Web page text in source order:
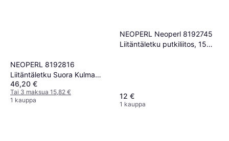
NEOPERL 8192816
Liitäntäletku Suora Kulma
G20 1000 mm
46,20 €
Tai 3 maksua 15,82 €
1 kauppa
NEOPERL Neoperl 8192745
Liitäntäletku putkiliitos, 15
12 €
1 kauppa